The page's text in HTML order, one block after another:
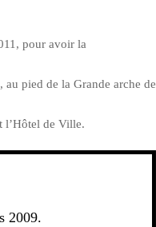
pour avoir la
au pied de la Grande arche de
l’Hôtel de Ville.
2009.